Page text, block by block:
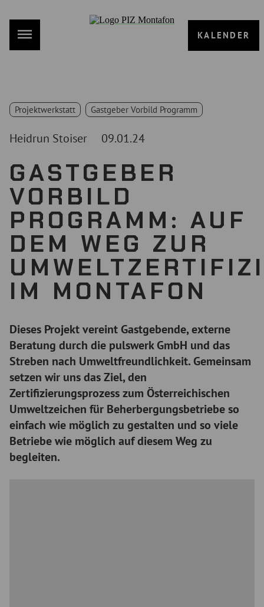
KALENDER
Projektwerkstatt Gastgeber Vorbild Programm
Heidrun Stoiser 09.01.24
GASTGEBER
VORBILD
PROGRAMM: AUF
DEM WEG ZUR
IM MONTAFON
Dieses Projekt vereint Gastgebende, externe
Beratung durch die pulswerk GmbH und das
Streben nach Umweltfreundlichkeit. Gemeinsam
setzen wir uns das Ziel, den
Zertifizierungsprozess zum Österreichischen
Umweltzeichen für Beherbergungsbetriebe so
einfach wie möglich zu gestalten und so viele
Betriebe wie möglich auf diesem Weg zu
begleiten.